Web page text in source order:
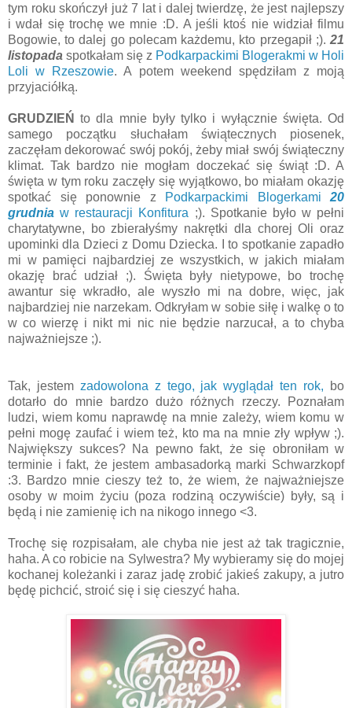
tym roku skończył już 7 lat i dalej twierdzę, że jest najlepszy
i wdał się trochę we mnie :D. A jeśli ktoś nie widział filmu
Bogowie, to dalej go polecam każdemu, kto przegapił ;). 21
listopada spotkałam się z Podkarpackimi Blogerakmi w Holi
Loli w Rzeszowie. A potem weekend spędziłam z moją
przyjaciółką.
GRUDZIEŃ to dla mnie były tylko i wyłącznie święta. Od
samego początku słuchałam świątecznych piosenek,
zaczęłam dekorować swój pokój, żeby miał swój świąteczny
klimat. Tak bardzo nie mogłam doczekać się świąt :D. A
święta w tym roku zaczęły się wyjątkowo, bo miałam okazję
spotkać się ponownie z
Podkarpackimi Blogerkami 20
grudnia w restauracji Konfitura ;). Spotkanie było w pełni
charytatywne, bo zbierałyśmy nakrętki dla chorej Oli oraz
upominki dla Dzieci z Domu Dziecka. I to spotkanie zapadło
mi w pamięci najbardziej ze wszystkich, w jakich miałam
okazję brać udział ;). Święta były nietypowe, bo trochę
awantur się wkradło, ale wyszło mi na dobre, więc, jak
najbardziej nie narzekam. Odkryłam w sobie siłę i walkę o to
w co wierzę i nikt mi nic nie będzie narzucał, a to chyba
najważniejsze ;).
Tak, jestem zadowolona z tego, jak wyglądał ten rok, bo
dotarło do mnie bardzo dużo różnych rzeczy. Poznałam
ludzi, wiem komu naprawdę na mnie zależy, wiem komu w
pełni mogę zaufać i wiem też, kto ma na mnie zły wpływ ;).
Największy sukces? Na pewno fakt, że się obroniłam w
terminie i fakt, że jestem ambasadorką marki Schwarzkopf
:3. Bardzo mnie cieszy też to, że wiem, że najważniejsze
osoby w moim życiu (poza rodziną oczywiście) były, są i
będą i nie zamienię ich na nikogo innego <3.
Trochę się rozpisałam, ale chyba nie jest aż tak tragicznie,
haha. A co robicie na Sylwestra? My wybieramy się do mojej
kochanej koleżanki i zaraz jadę zrobić jakieś zakupy, a jutro
będę pichcić, stroić się i się cieszyć haha.